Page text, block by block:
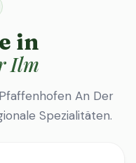
in
Ilm
An Der
Spezialitäten.